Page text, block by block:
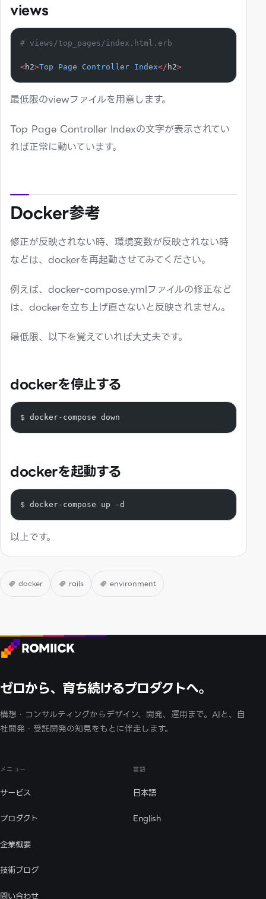
views
# views/top_pages/index.html.erb
<h2>Top Page Controller Index</ h2>
最低限のviewファイルを用意します。
Top Page Controller Indexの文字が表示されてい
れば正常に動いています。
Docker参考
修正が反映されない時、環境変数が反映されない時
などは、dockerを再起動させてみてください。
例えば、docker-compose.ymlファイルの修正など
は、dockerを立ち上げ直さないと反映されません。
最低限、以下を覚えていれば大丈夫です。
dockerを停止する
$ docker-compose down
dockerを起動する
$ docker-compose up -d
以上です。
docker rails environment
ROMIICK
ゼロから、育ち続けるプロダクトへ。
構想・コンサルティングからデザイン、開発、運用まで。AIと、自
社開発・受託開発の知見をもとに伴走します。
メニュー
サービス
プロダクト
企業概要
技術ブログ
問い合わせ
言語
日本語
English